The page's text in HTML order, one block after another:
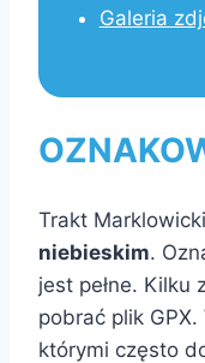
Galeria
Trakt
niebieskim.
jest pełne.
pobrać plik
którymi często